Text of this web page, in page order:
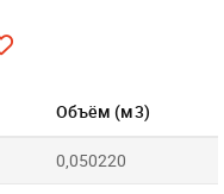
Объём (м3)
0,050220